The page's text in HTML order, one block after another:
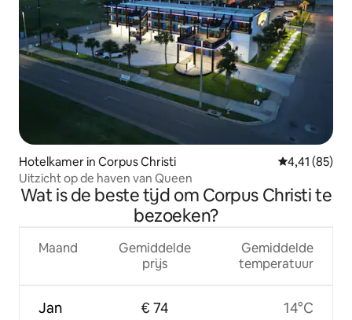
Hotelkamer in Corpus Christi Gemiddelde
4,41 (85)
Uitzicht op de haven van Queen
Wat is de beste tijd om Corpus Christi te
bezoeken?
Maand
Jan
Gemiddelde
prijs
€ 74
Gemiddelde
temperatuur
14°C